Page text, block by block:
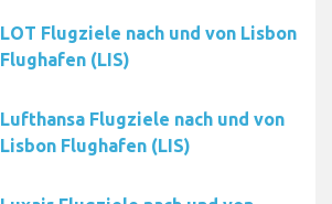
LOT Flugziele nach und von Lisbon
Flughafen (LIS)
Lufthansa Flugziele nach und von
Lisbon Flughafen (LIS)